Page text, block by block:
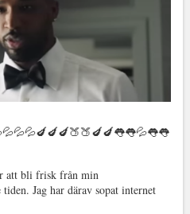
att bli frisk från min
Jag har därav sopat internet